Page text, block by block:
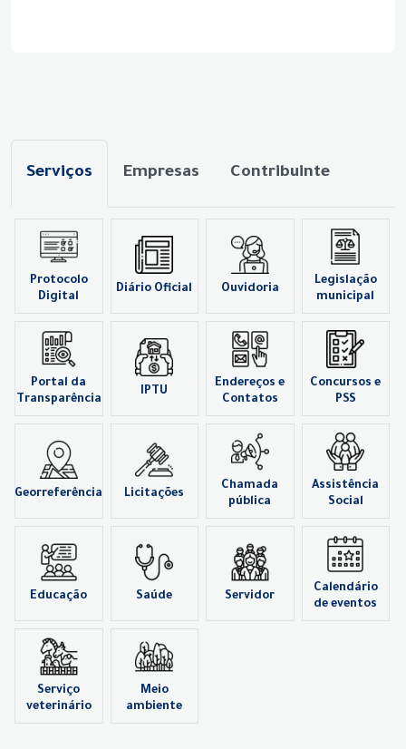
Serviços Empresas Contribuinte
Protocolo
Digital
Diário Oficial Ouvidoria
Legislação
municipal
Portal da
Transparência
IPTU
Endereços e
Contatos
Concursos e
PSS
Georreferência Licitações
Chamada
pública
Assistência
Social
Educação Saúde Servidor
Calendário
de eventos
Serviço
veterinário
Meio
ambiente